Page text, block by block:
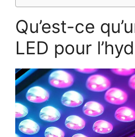
Qu’est-ce
LED pour